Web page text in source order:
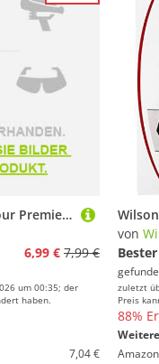
Tennisball Wilson Tour Premier Allcourt 3 Stück Dose
6,99 € 7,99 €
um 00:35; der
haben.
7,04 €
von
zuletzt
Preis
88%
Amazon